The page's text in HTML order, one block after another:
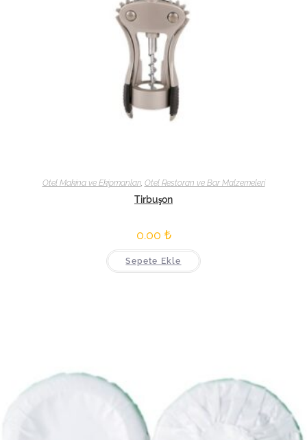
Otel Makina ve Ekipmanları, Otel Restoran ve Bar Malzemeleri
Tirbuşon
0.00 ₺
Sepete Ekle